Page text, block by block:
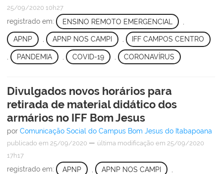
25/09/2020 10h27
registrado em: ENSINO REMOTO EMERGENCIAL
APNP , APNP NOS CAMPI , IFF CAMPOS CENTRO
PANDEMIA COVID-19 CORONAVÍRUS
Divulgados novos horários para
retirada de material didático dos
armários no IFF Bom Jesus
por Comunicação Social do Campus Bom Jesus do Itabapoana
publicado em 25/09/2020 — última modificação em 25/09/2020
17h17
registrado em: APNP APNP NOS CAMPI